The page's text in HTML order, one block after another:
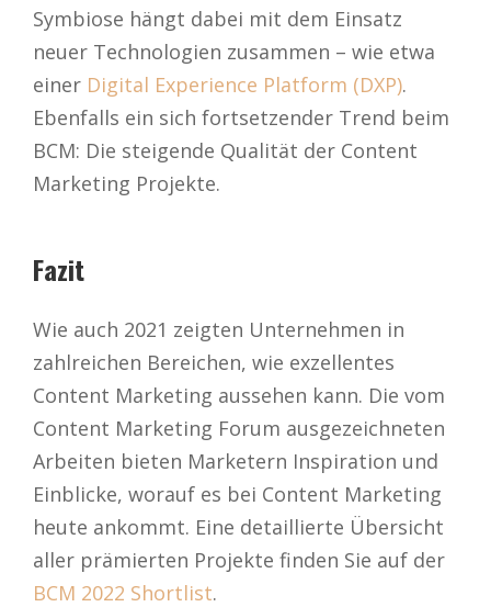
Symbiose hängt dabei mit dem Einsatz
neuer Technologien zusammen – wie etwa
einer Digital Experience Platform (DXP).
Ebenfalls ein sich fortsetzender Trend beim
BCM: Die steigende Qualität der Content
Marketing Projekte.
Fazit
Wie auch 2021 zeigten Unternehmen in
zahlreichen Bereichen, wie exzellentes
Content Marketing aussehen kann. Die vom
Content Marketing Forum ausgezeichneten
Arbeiten bieten Marketern Inspiration und
Einblicke, worauf es bei Content Marketing
heute ankommt. Eine detaillierte Übersicht
aller prämierten Projekte finden Sie auf der
BCM 2022 Shortlist.